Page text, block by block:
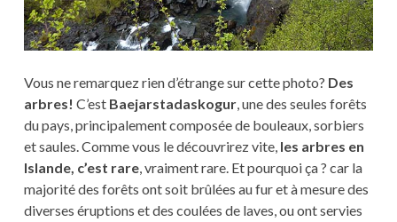
Vous ne remarquez rien d’étrange sur cette photo? Des
arbres! C’est Baejarstadaskogur, une des seules forêts
du pays, principalement composée de bouleaux, sorbiers
et saules. Comme vous le découvrirez vite, les arbres en
Islande, c’est rare, vraiment rare. Et pourquoi ça ? car la
majorité des forêts ont soit brûlées au fur et à mesure des
diverses éruptions et des coulées de laves, ou ont servies